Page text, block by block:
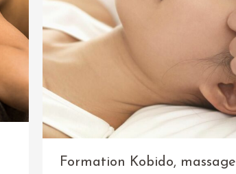
Formation Kobido, massage